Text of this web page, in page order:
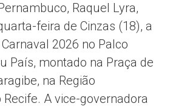
Raquel Lyra,
feira de Cinzas (18), a
2026 no Palco
País, montado na Praça de
na Região
A vice-governadora